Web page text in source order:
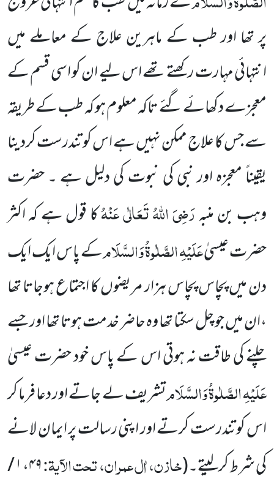
پر تھا اور طب کے ماہرین علاج کے معاملے میں
انتہائی مہارت رکھتے تھے اس لیے ان کو اسی قسم کے
معجزے دکھائے گئے تاکہ معلوم ہو کہ طب کے طریقہ
سے جس کا علاج ممکن نہیں ہے اس کو تندرست کردینا
یقیناً معجزہ اور نبی کی نبوت کی دلیل ہے ۔ حضرت
وہب بن منبہرَضِیَ اللہُ تَعَالٰی عَنْہُکا قول ہے کہ اکثر
حضرت عیسیٰعَلَیْہِ الصَّلٰوۃُ وَالسَّلَامکے پاس ایک ایک
دن میں پچاس پچاس ہزار مریضوں کا اجتماع ہوجاتا تھا
،ان میں جو چل سکتا تھا وہ حاضر خدمت ہوتا تھا اور جسے
چلنے کی طاقت نہ ہوتی اس کے پاس خود حضرت عیسیٰ
عَلَیْہِ الصَّلٰوۃُ وَالسَّلَامتشریف لے جاتے اور دعا فرما کر
اس کو تندرست کرتے اور اپنی رسالت پر ایمان لانے
کی شرط کرلیتے۔(خازن، اٰل عمران، تحت الآیۃ:
۴۹، ۱ /